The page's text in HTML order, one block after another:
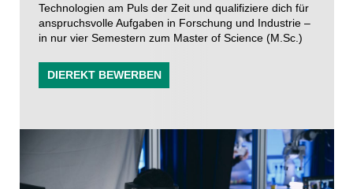
Technologien am Puls der Zeit und qualifiziere dich für
anspruchsvolle Aufgaben in Forschung und Industrie –
in nur vier Semestern zum Master of Science (M.Sc.)
DIEREKT BEWERBEN